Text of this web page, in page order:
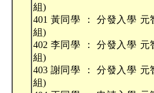
組)
401 黃同學 ： 分發入學
組)
402 李同學 ： 分發入學
組)
403 謝同學 ： 分發入學
組)